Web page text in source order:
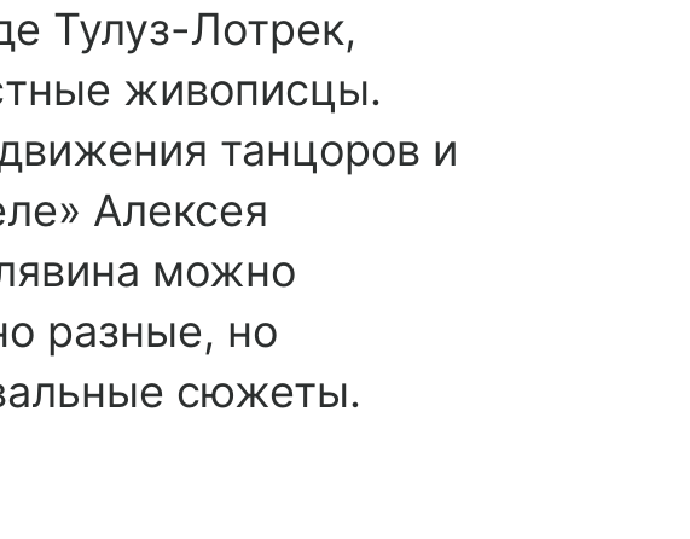
Тулуз-Лотрек,
живописцы.
танцоров и
Алексея
можно
разные, но
сюжеты.